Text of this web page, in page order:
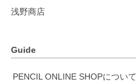
浅野商店
Guide
PENCIL ONLINE SHOPについて